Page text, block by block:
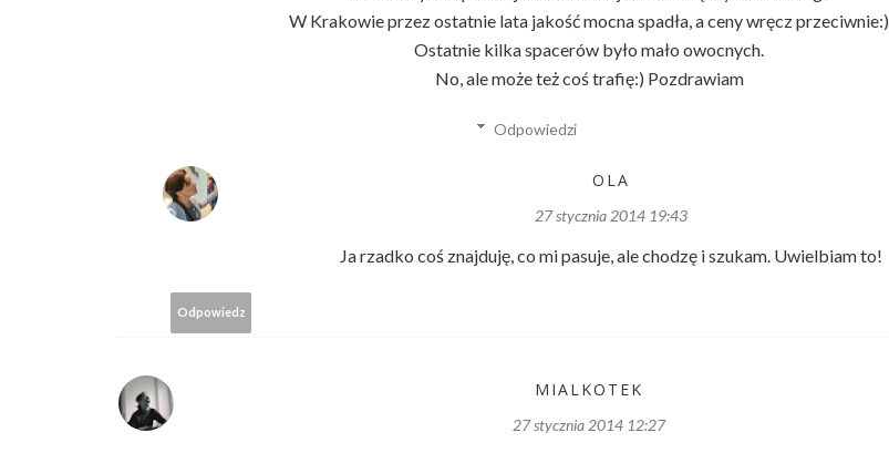
W Krakowie przez ostatnie lata jakość mocna spadła, a ceny wręcz przeciwnie:)
Ostatnie kilka spacerów było mało owocnych.
No, ale może też coś trafię:) Pozdrawiam
Odpowiedzi
OLA
27 stycznia 2014 19:43
Ja rzadko coś znajduję, co mi pasuje, ale chodzę i szukam. Uwielbiam to!
Odpowiedz
MIALKOTEK
27 stycznia 2014 12:27